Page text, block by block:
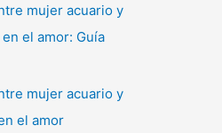
mujer acuario y
el amor: Guía
mujer acuario y
el amor